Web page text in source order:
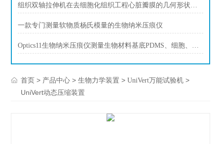
组织双轴拉伸机在去细胞化组织工程心脏瓣膜的几何形状，以防止小叶缩回
一款专门测量软物质杨氏模量的生物纳米压痕仪
Optics11生物纳米压痕仪测量生物材料基底PDMS、细胞、生物组织刚度，硬度
首页 > 产品中心 >生物力学装置 >UniVert万能试验机 >
UniVert动态压缩装置